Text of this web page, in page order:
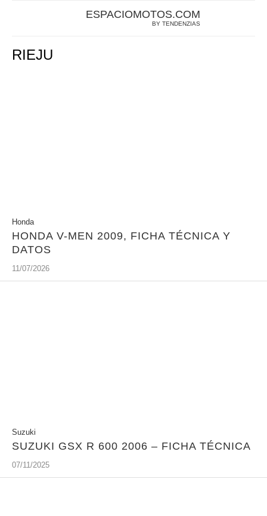
ESPACIOMOTOS.COM
BY TENDENZIAS
RIEJU
Honda
HONDA V-MEN 2009, FICHA TÉCNICA Y
DATOS
11/07/2026
Suzuki
SUZUKI GSX R 600 2006 – FICHA TÉCNICA
07/11/2025